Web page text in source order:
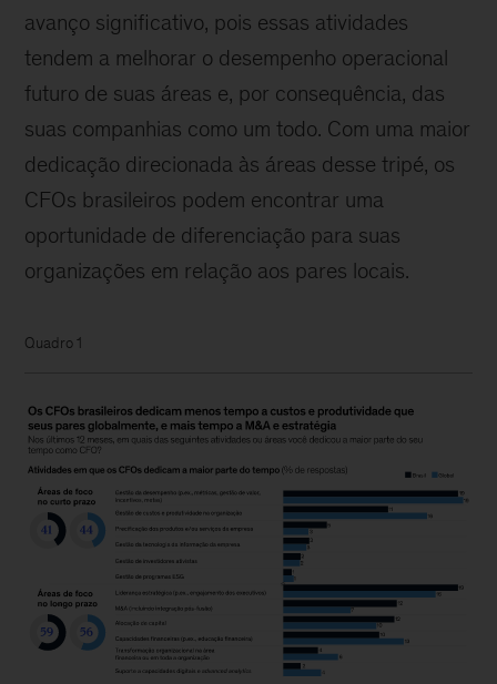
avanço significativo, pois essas atividades
tendem a melhorar o desempenho operacional
futuro de suas áreas e, por consequência, das
suas companhias como um todo. Com uma maior
dedicação direcionada às áreas desse tripé, os
CFOs brasileiros podem encontrar uma
oportunidade de diferenciação para suas
organizações em relação aos pares locais.
Quadro 1